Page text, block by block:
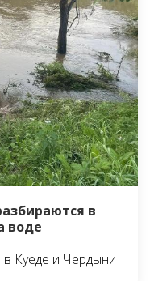
в
воде
в Куеде и Чердыни